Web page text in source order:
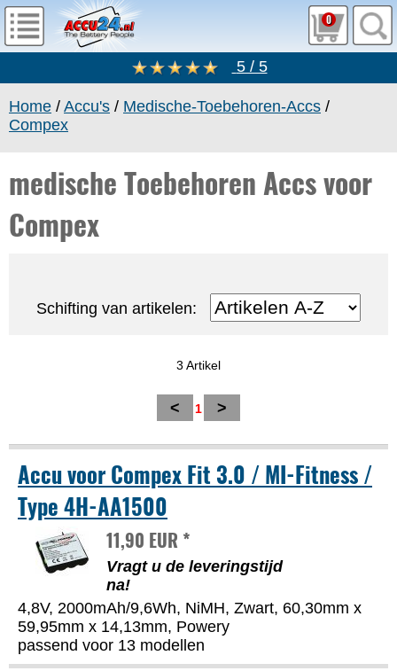
0
5 / 5
Home / Accu's / Medische-Toebehoren-Accs /
Compex
medische Toebehoren Accs voor
Compex
Schifting van artikelen:
3 Artikel
< 1 >
Accu voor Compex Fit 3.0 / MI-Fitness /
Type 4H-AA1500
11,90 EUR *
Vragt u de leveringstijd
na!
4,8V, 2000mAh/9,6Wh, NiMH, Zwart, 60,30mm x
59,95mm x 14,13mm, Powery
passend voor 13 modellen